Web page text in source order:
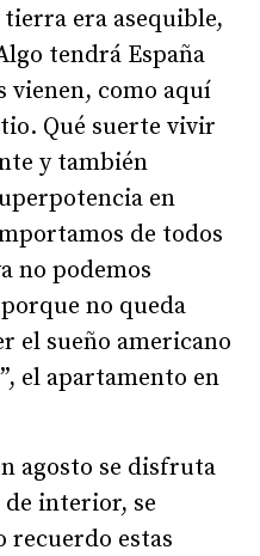
era asequible,
tendrá España
vienen, como aquí
Qué suerte vivir
y también
en
de todos
no podemos
no queda
el sueño americano
el apartamento en
agosto se disfruta
de interior, se
recuerdo estas